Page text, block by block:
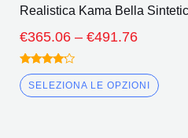
Realistica Kama Bella
€365.06 – €491.76
Valutato
4.00
fuori da 5
SELEZIONA LE OPZIONI
del